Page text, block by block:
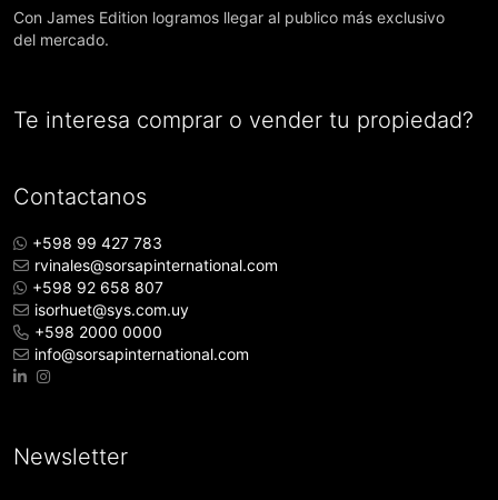
Con James Edition logramos llegar al publico más exclusivo
del mercado.
Te interesa comprar o vender tu propiedad?
Contactanos
+598 99 427 783
rvinales@sorsapinternational.com
+598 92 658 807
isorhuet@sys.com.uy
+598 2000 0000
info@sorsapinternational.com
Newsletter